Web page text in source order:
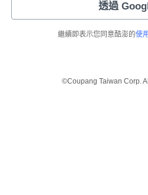
透過
繼續即表示您同意酷澎的使
©Coupang Taiwan Corp.